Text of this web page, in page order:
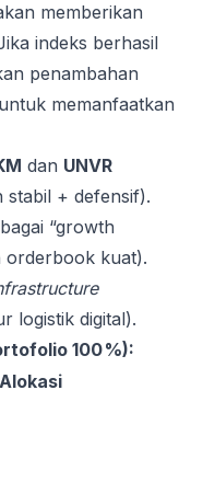
memberikan
indeks berhasil
penambahan
untuk memanfaatkan
dan UNVR
stabil + defensif).
“growth
orderbook kuat).
logistik digital).
100 %):